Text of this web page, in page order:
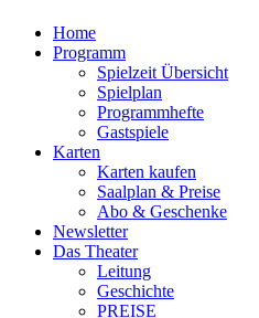
Home
Programm
Spielzeit Übersicht
Spielplan
Programmhefte
Gastspiele
Karten
Karten kaufen
Saalplan & Preise
Abo & Geschenke
Newsletter
Das Theater
Leitung
Geschichte
PREISE